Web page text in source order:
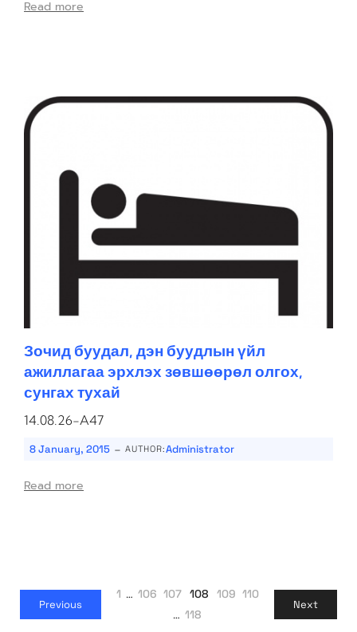
Read more
Зочид буудал, дэн буудлын үйл
ажиллагаа эрхлэх зөвшөөрөл олгох,
сунгах тухай
14.08.26-A47
8 January, 2015 - AUTHOR:Administrator
Read more
Previous
1 … 106 107 108 109 110
… 118
Next